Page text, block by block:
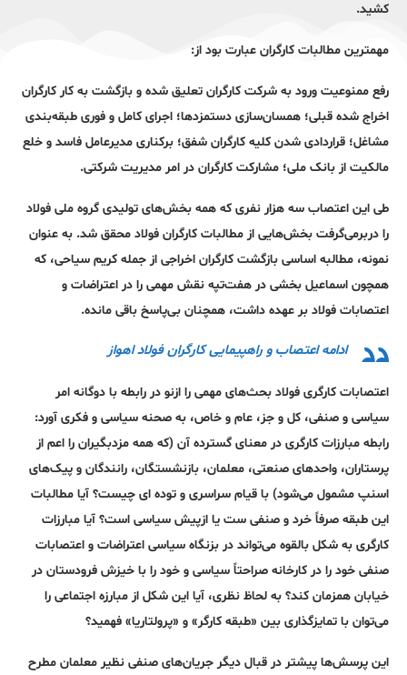
کشید.
مهمترین مطالبات کارگران عبارت بود از:
رفع ممنوعیت ورود به شرکت کارگران تعلیق شده و بازگشت به کار کارگران
اخراج شده قبلی؛ همسان‌سازی دستمزدها؛ اجرای کامل و فوری طبقه‌بندی
مشاغل؛ قراردادی شدن کلیه کارگران شفق؛ برکناری مدیرعامل فاسد و خلع
مالکیت از بانک ملی؛ مشارکت کارگران در امر مدیریت شرکتی.
طی این اعتصاب سه هزار نفری که همه بخش‌های تولیدی گروه ملی فولاد
را دربرمی‌گرفت بخش‌هایی از مطالبات کارگران فولاد محقق شد. به عنوان
نمونه، مطالبه اساسی بازگشت کارگران اخراجی از جمله کریم سیاحی، که
همچون اسماعیل بخشی در هفت‌تپه نقش مهمی را در اعتراضات و
اعتصابات فولاد بر عهده داشت، همچنان بی‌پاسخ باقی مانده.
ادامه اعتصاب و راهپیمایی کارگران فولاد اهواز
اعتصابات کارگری فولاد بحث‌های مهمی را ازنو در رابطه با دوگانه امر
سیاسی و صنفی، کل و جز، عام و خاص، به صحنه سیاسی و فکری آورد:
رابطه مبارزات کارگری در معنای گسترده آن (که همه مزدبگیران را اعم از
پرستاران، واحد‌های صنعتی، معلمان، بازنشستگان، رانندگان و پیک‌های
اسنپ مشمول می‌شود) با قیام سراسری و توده ای چیست؟ آیا مطالبات
این طبقه صرفاً خرد و صنفی ست یا ازپیش سیاسی است؟ آیا مبارزات
کارگری به شکل بالقوه می‌تواند در بزنگاه سیاسی اعتراضات و اعتصابات
صنفی خود را در کارخانه صراحتاً سیاسی و خود را با خیزش فرودستان در
خیابان همزمان کند؟ به لحاظ نظری، آیا این شکل از مبارزه اجتماعی را
می‌توان با تمایز‌گذاری بین «طبقه کارگر» و «پرولتاریا» فهمید؟
این پرسش‌ها پیشتر در قبال دیگر جریان‌های صنفی نظیر معلمان مطرح